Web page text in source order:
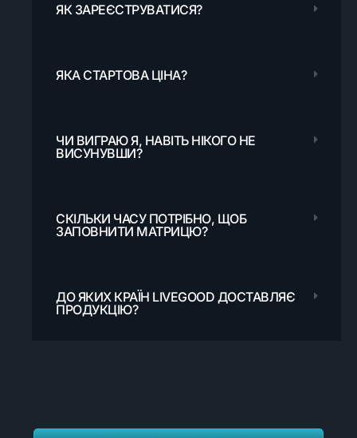
ЯК ЗАРЕЄСТРУВАТИСЯ?
ЯКА СТАРТОВА ЦІНА?
ЧИ ВИГРАЮ Я, НАВІТЬ НІКОГО НЕ
ВИСУНУВШИ?
СКІЛЬКИ ЧАСУ ПОТРІБНО, ЩОБ
ЗАПОВНИТИ МАТРИЦЮ?
ДО ЯКИХ КРАЇН LIVEGOOD ДОСТАВЛЯЄ
ПРОДУКЦІЮ?